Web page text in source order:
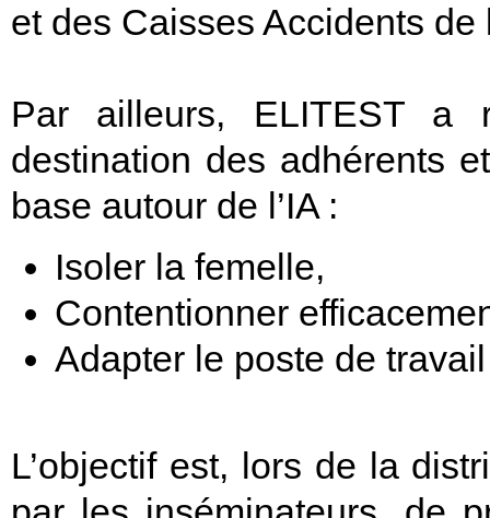
et des Caisses Accidents de
Par ailleurs, ELITEST a
destination des adhérents
base autour de l’IA :
Isoler la femelle,
Contentionner
Adapter le poste de travail
L’objectif est, lors de la